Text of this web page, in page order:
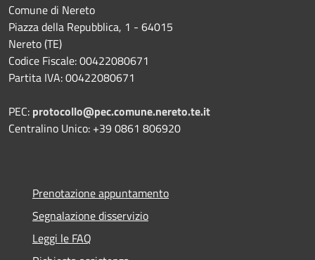
Comune di Nereto
Piazza della Repubblica, 1 - 64015
Nereto (TE)
Codice Fiscale: 00422080671
Partita IVA: 00422080671
PEC: protocollo@pec.comune.nereto.te.it
Centralino Unico: +39 0861 806920
Prenotazione appuntamento
Segnalazione disservizio
Leggi le FAQ